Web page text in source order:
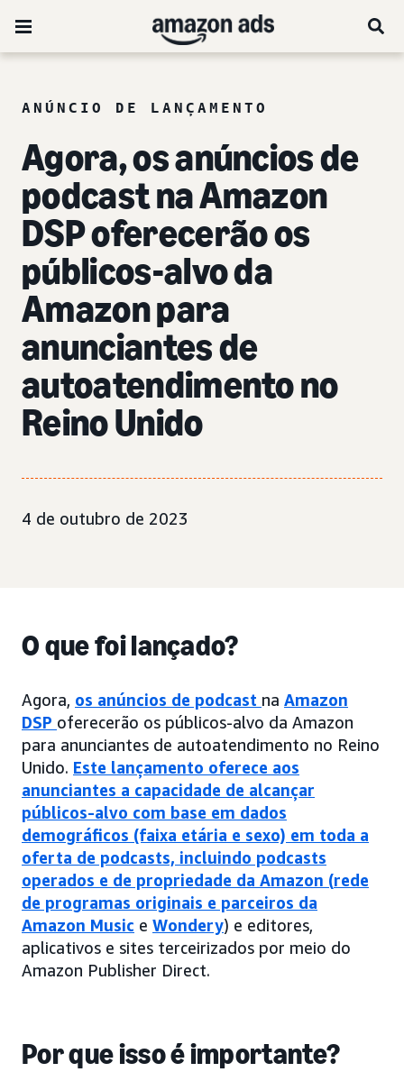
ANÚNCIO DE LANÇAMENTO
Agora, os anúncios de
podcast na Amazon
DSP oferecerão os
públicos-alvo da
Amazon para
anunciantes de
autoatendimento no
Reino Unido
4 de outubro de 2023
O que foi lançado?
Agora, os anúncios de podcast na Amazon
DSP oferecerão os públicos-alvo da Amazon
para anunciantes de autoatendimento no Reino
Unido. Este lançamento oferece aos
anunciantes a capacidade de alcançar
públicos-alvo com base em dados
demográficos (faixa etária e sexo) em toda a
oferta de podcasts, incluindo podcasts
operados e de propriedade da Amazon (rede
de programas originais e parceiros da
Amazon Music e Wondery) e editores,
aplicativos e sites terceirizados por meio do
Amazon Publisher Direct.
Por que isso é importante?